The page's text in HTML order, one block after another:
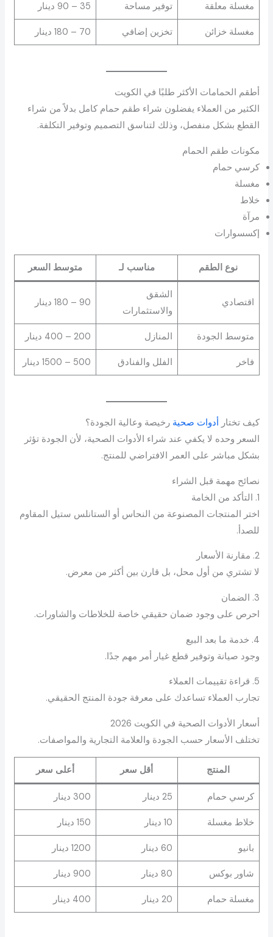
مغسلة معلقة توفير مساحة 35 – 90 دينار
مغسلة خزائن تخزين إضافي 70 – 180 دينار
أطقم الحمامات الأكثر طلبًا في الكويت
الكثير من العملاء يفضلون شراء طقم حمام كامل بدلاً من شراء
القطع بشكل منفصل، وذلك لتناسق التصميم وتوفير التكلفة.
مكونات طقم الحمام
كرسي حمام
مغسلة
خلاط
مرآة
إكسسوارات
نوع الطقم مناسب لـ متوسط السعر
اقتصادي
الشقق
والاستثمارات
90 – 180 دينار
متوسط الجودة المنازل 200 – 400 دينار
فاخر الفلل والفنادق 500 – 1500 دينار
كيف تختار أدوات صحية رخيصة وعالية الجودة؟
السعر وحده لا يكفي عند شراء الأدوات الصحية، لأن الجودة تؤثر
بشكل مباشر على العمر الافتراضي للمنتج.
نصائح مهمة قبل الشراء
1. التأكد من الخامة
اختر المنتجات المصنوعة من النحاس أو الستانلس ستيل المقاوم
للصدأ.
2. مقارنة الأسعار
لا تشتري من أول محل، بل قارن بين أكثر من معرض.
3. الضمان
احرص على وجود ضمان حقيقي خاصة للخلاطات والشاورات.
4. خدمة ما بعد البيع
وجود صيانة وتوفير قطع غيار أمر مهم جدًا.
5. قراءة تقييمات العملاء
تجارب العملاء تساعدك على معرفة جودة المنتج الحقيقي.
أسعار الأدوات الصحية في الكويت 2026
تختلف الأسعار حسب الجودة والعلامة التجارية والمواصفات.
المنتج أقل سعر أعلى سعر
كرسي حمام 25 دينار 300 دينار
خلاط مغسلة 10 دينار 150 دينار
بانيو 60 دينار 1200 دينار
شاور بوكس 80 دينار 900 دينار
مغسلة حمام 20 دينار 400 دينار